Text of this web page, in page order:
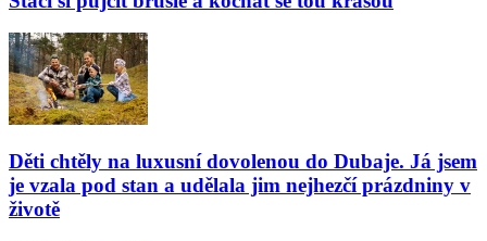
Děti chtěly na luxusní dovolenou do Dubaje. Já jsem
je vzala pod stan a udělala jim nejhezčí prázdniny v
životě